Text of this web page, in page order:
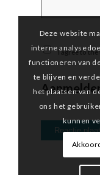
I agree to
Deze website
interne
functioneren van
te blijven en
het plaatsen van
ons het
kunnen